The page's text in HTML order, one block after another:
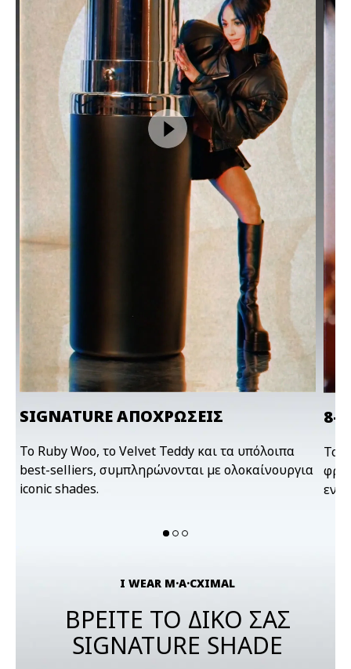
SIGNATURE ΑΠΟΧΡΩΣΕΙΣ
To Ruby Woo, το Velvet Teddy και τα υπόλοιπα
best-selliers, συμπληρώνονται με ολοκαίνουργια
iconic shades.
8-
Το
I WEAR M·A·CXIMAL
ΒΡΕΙΤΕ ΤΟ ΔΙΚΟ ΣΑΣ
SIGNATURE SHADE